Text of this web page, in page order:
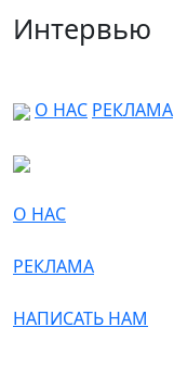
Интервью
О НАС РЕКЛАМА
О НАС
РЕКЛАМА
НАПИСАТЬ НАМ